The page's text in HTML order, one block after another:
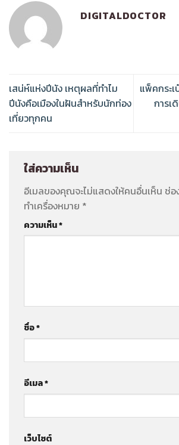
DIGITALDOCTOR
เสน่ห์แห่งปีนัง เหตุผลที่ทำไม
ปีนังคือเมืองในฝันสำหรับนักท่อง
เที่ยวทุกคน
แพ็คกระเ
การเ
ใส่ความเห็น
อีเมลของคุณจะไม่แสดงให้คนอื่นเห็น ช่อ
ทำเครื่องหมาย *
ความเห็น*
ชื่อ*
อีเมล*
เว็บไซต์